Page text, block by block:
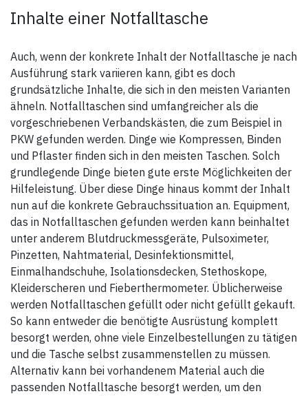
optionale Reflexstreifen an
der Vorderseite
Lieferumfang:
Rucksacktragesystem, ohne
weiteres oder bebildertes
Zubehör
Spezifikationen:
- Farbe: schwarz/rot
- Maße (Höhe x Breite x Tiefe):
43 x 70 x 38 cm
- Kapazität Hauptfach: 90
Liter
- Gewicht: 2.600 Gramm
- Material: 600D Polyester
Inhalte einer Notfalltasche
Auch, wenn der konkrete Inhalt der Notfalltasche je nach
Ausführung stark variieren kann, gibt es doch
grundsätzliche Inhalte, die sich in den meisten Varianten
ähneln. Notfalltaschen sind umfangreicher als die
vorgeschriebenen Verbandskästen, die zum Beispiel in
PKW gefunden werden. Dinge wie Kompressen, Binden
und Pflaster finden sich in den meisten Taschen. Solch
grundlegende Dinge bieten gute erste Möglichkeiten der
Hilfeleistung. Über diese Dinge hinaus kommt der Inhalt
nun auf die konkrete Gebrauchssituation an. Equipment,
das in Notfalltaschen gefunden werden kann beinhaltet
unter anderem Blutdruckmessgeräte, Pulsoximeter,
Pinzetten, Nahtmaterial, Desinfektionsmittel,
Einmalhandschuhe, Isolationsdecken, Stethoskope,
Kleiderscheren und Fieberthermometer. Üblicherweise
werden Notfalltaschen gefüllt oder nicht gefüllt gekauft.
So kann entweder die benötigte Ausrüstung komplett
besorgt werden, ohne viele Einzelbestellungen zu tätigen
und die Tasche selbst zusammenstellen zu müssen.
Alternativ kann bei vorhandenem Material auch die
passenden Notfalltasche besorgt werden, um den